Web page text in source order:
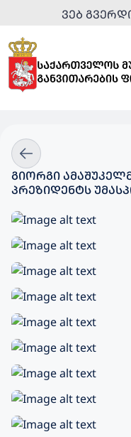
ᲕᲔᲑ
ᲒᲘᲝᲠᲒᲘ
ᲞᲠᲔᲖᲘᲓᲔᲜᲢᲡ